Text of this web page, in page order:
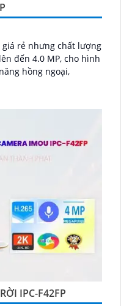
giá rẻ nhưng chất lượng
IPC-F42FP